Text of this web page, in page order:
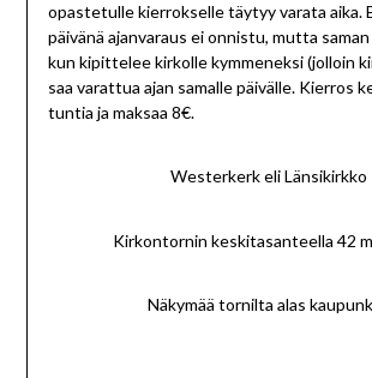
opastetulle kierrokselle täytyy varata aika.
päivänä ajanvaraus ei onnistu, mutta saman
kun kipittelee kirkolle kymmeneksi (jolloin
saa varattua ajan samalle päivälle. Kierros
tuntia ja maksaa 8€.
Westerkerk eli Länsikirkko
Kirkontornin keskitasanteella 42
Näkymää tornilta alas